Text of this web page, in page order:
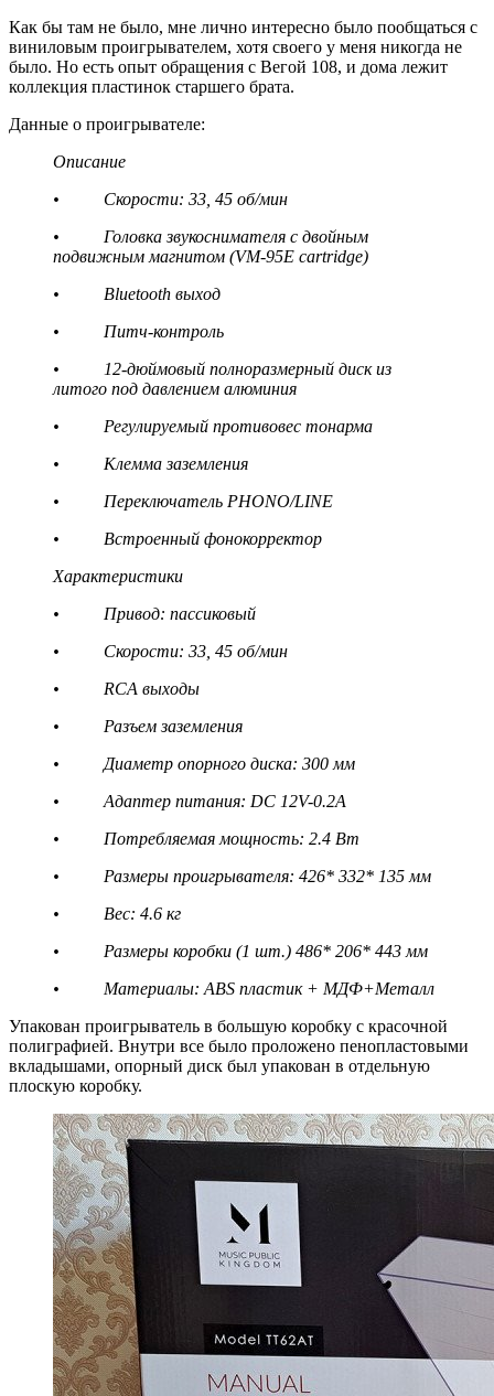
Как бы там не было, мне лично интересно было пообщаться с
виниловым проигрывателем, хотя своего у меня никогда не
было. Но есть опыт обращения с Вегой 108, и дома лежит
коллекция пластинок старшего брата.
Данные о проигрывателе:
Описание
• Скорости: 33, 45 об/мин
• Головка звукоснимателя с двойным
подвижным магнитом (VM-95E cartridge)
• Bluetooth выход
• Питч-контроль
• 12-дюймовый полноразмерный диск из
литого под давлением алюминия
• Регулируемый противовес тонарма
• Клемма заземления
• Переключатель PHONO/LINE
• Встроенный фонокорректор
Характеристики
• Привод: пассиковый
• Скорости: 33, 45 об/мин
• RCA выходы
• Разъем заземления
• Диаметр опорного диска: 300 мм
• Адаптер питания: DC 12V-0.2A
• Потребляемая мощность: 2.4 Вт
• Размеры проигрывателя: 426* 332* 135 мм
• Вес: 4.6 кг
• Размеры коробки (1 шт.) 486* 206* 443 мм
• Материалы: ABS пластик + МДФ+Металл
Упакован проигрыватель в большую коробку с красочной
полиграфией. Внутри все было проложено пенопластовыми
вкладышами, опорный диск был упакован в отдельную
плоскую коробку.